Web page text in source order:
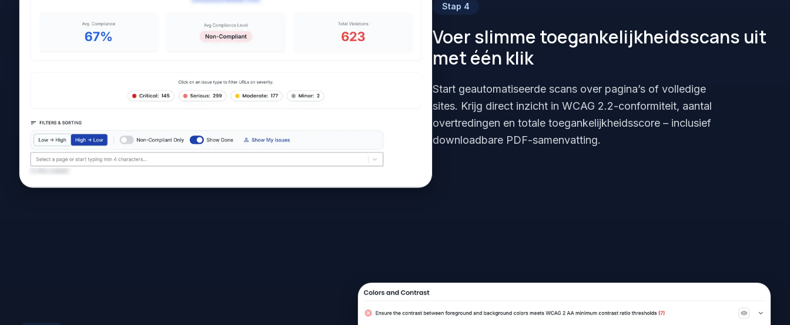
Stap 4
Voer slimme toegankelijkheidsscans uit
met één klik
Start geautomatiseerde scans over pagina’s of volledige
sites. Krijg direct inzicht in WCAG 2.2-conformiteit, aantal
overtredingen en totale toegankelijkheidsscore – inclusief
downloadbare PDF-samenvatting.